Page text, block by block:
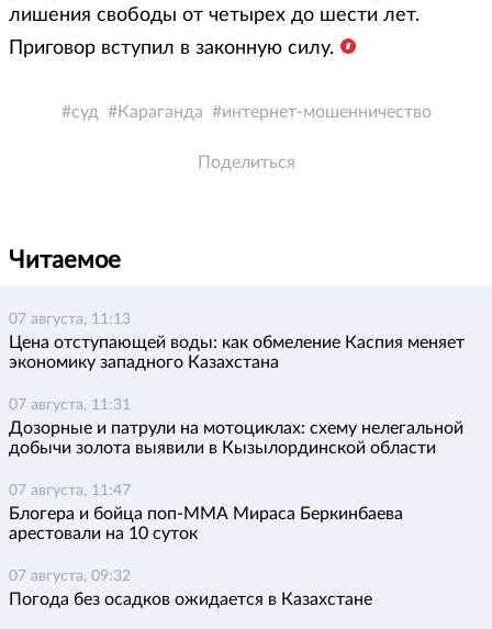
лишения свободы от четырех до шести лет.
Приговор вступил в законную силу.
суд Караганда интернет-мошенничество
Поделиться
Читаемое
07 августа, 11:13
Цена отступающей воды: как обмеление Каспия меняет
экономику западного Казахстана
07 августа, 11:31
Дозорные и патрули на мотоциклах: схему нелегальной
добычи золота выявили в Кызылординской области
07 августа, 11:47
Блогера и бойца поп-ММА Мираса Беркинбаева
арестовали на 10 суток
07 августа, 09:32
Погода без осадков ожидается в Казахстане